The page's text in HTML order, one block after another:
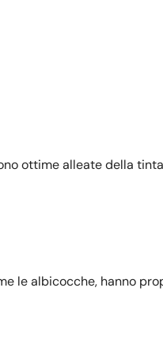
ottime alleate della
le albicocche, hanno